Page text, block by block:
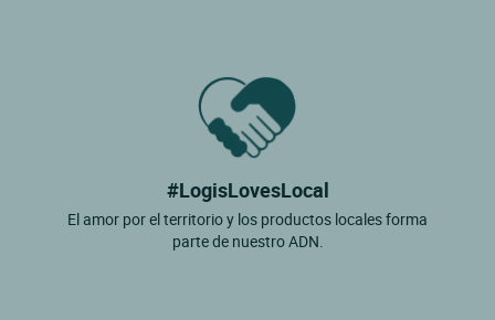
#LogisLovesLocal
El amor por el territorio y los productos locales forma
parte de nuestro ADN.